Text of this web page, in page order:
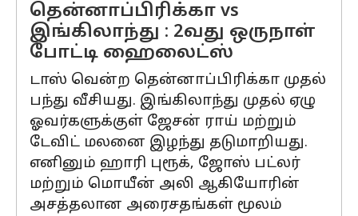
தென்னாப்பிரிக்கா vs
இங்கிலாந்து : 2வது ஒருநாள்
போட்டி ஹைலைட்ஸ்
டாஸ் வென்ற தென்னாப்பிரிக்கா முதல்
பந்து வீசியது. இங்கிலாந்து முதல் ஏழு
ஓவர்களுக்குள் ஜேசன் ராய் மற்றும்
டேவிட் மலனை இழந்து தடுமாறியது.
எனினும் ஹாரி புரூக், ஜோஸ் பட்லர்
மற்றும் மொயீன் அலி ஆகியோரின்
அசத்தலான அரைசதங்கள் மூலம்